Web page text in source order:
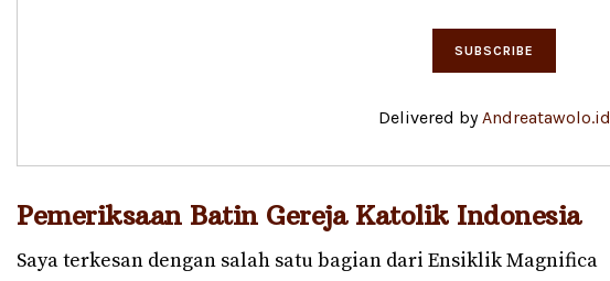
Delivered byAndreatawolo.id
Pemeriksaan Batin Gereja Katolik Indonesia
Saya terkesan dengan salah satu bagian dari Ensiklik Magnifica